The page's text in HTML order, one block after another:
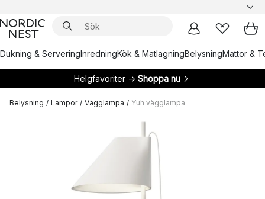
Dukning & ServeringInredningKök & MatlagningBelysningMattor &
Helgfavoriter → Shoppa nu
Belysning / Lampor / Vägglampa / Yuh vägglampa